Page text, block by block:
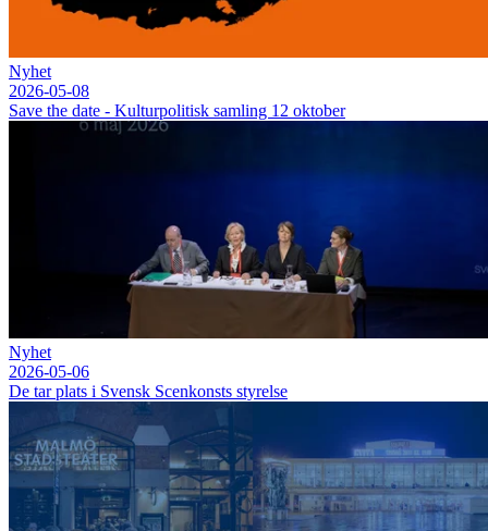
Nyhet
2026-05-08
Save the date - Kulturpolitisk samling 12 oktober
Nyhet
2026-05-06
De tar plats i Svensk Scenkonsts styrelse